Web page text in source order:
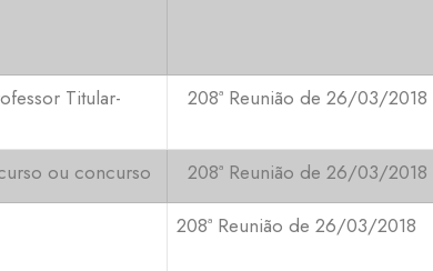
Titular-
208ª Reunião de 26/03/2018
ou concurso
208ª Reunião de 26/03/2018
208ª Reunião de 26/03/2018